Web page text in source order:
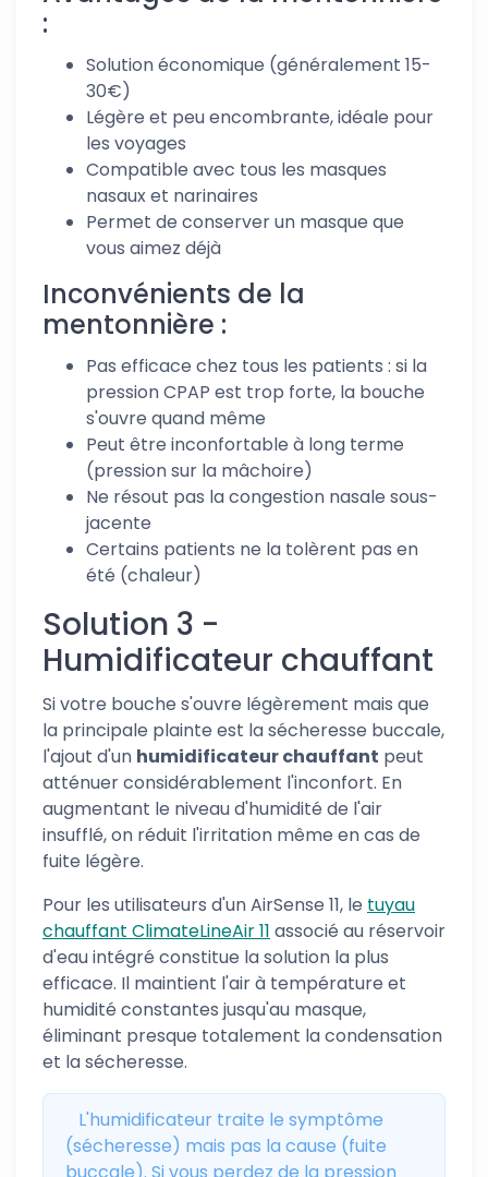
:
Solution économique (généralement 15-
30€)
Légère et peu encombrante, idéale pour
les voyages
Compatible avec tous les masques
nasaux et narinaires
Permet de conserver un masque que
vous aimez déjà
Inconvénients de la
mentonnière :
Pas efficace chez tous les patients : si la
pression CPAP est trop forte, la bouche
s'ouvre quand même
Peut être inconfortable à long terme
(pression sur la mâchoire)
Ne résout pas la congestion nasale sous-
jacente
Certains patients ne la tolèrent pas en
été (chaleur)
Solution 3 -
Humidificateur chauffant
Si votre bouche s'ouvre légèrement mais que
la principale plainte est la sécheresse buccale,
l'ajout d'un humidificateur chauffant peut
atténuer considérablement l'inconfort. En
augmentant le niveau d'humidité de l'air
insufflé, on réduit l'irritation même en cas de
fuite légère.
Pour les utilisateurs d'un AirSense 11, le tuyau
chauffant ClimateLineAir 11 associé au réservoir
d'eau intégré constitue la solution la plus
efficace. Il maintient l'air à température et
humidité constantes jusqu'au masque,
éliminant presque totalement la condensation
et la sécheresse.
L'humidificateur traite le symptôme
(sécheresse) mais pas la cause (fuite